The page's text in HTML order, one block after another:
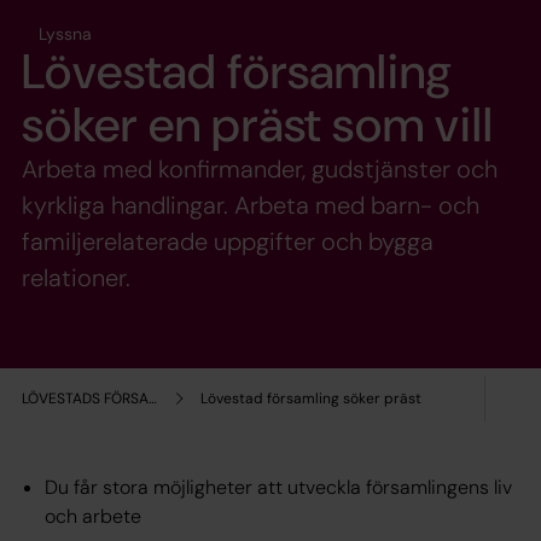
LÖVESTADS FÖRSAMLING Lövestad församling söker präst
Lyssna
Lövestad församling
söker en präst som vill
Arbeta med konfirmander, gudstjänster och
kyrkliga handlingar. Arbeta med barn- och
familjerelaterade uppgifter och bygga
relationer.
Du får stora möjligheter att utveckla församlingens liv
och arbete